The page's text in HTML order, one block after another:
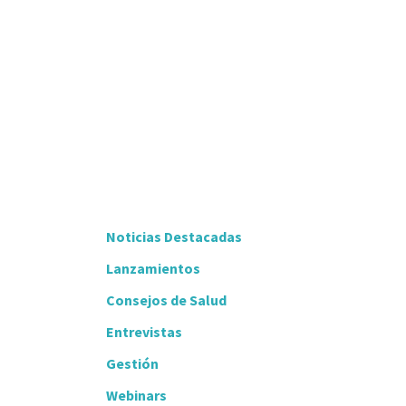
Noticias Destacadas
Lanzamientos
Consejos de Salud
Entrevistas
Gestión
Webinars